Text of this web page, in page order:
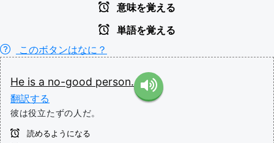
意味を覚える
単語を覚える
このボタンはなに？
He is a no-good person.
翻訳する
彼は役立たずの人だ。
読めるようになる